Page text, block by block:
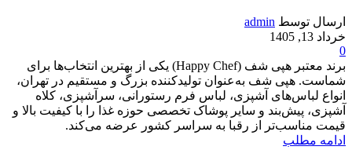
ارسال توسط admin
خرداد 13, 1405
0
برند معتبر هپی شف (Happy Chef) یکی از بهترین انتخاب‌ها برای
شماست. هپی شف به‌عنوان تولیدکننده بزرگ و مستقیم در تهران،
انواع لباس‌های آشپزی، لباس فرم رستورانی، سرآشپزی، کلاه
آشپزی، پیش‌بند و سایر پوشاک تخصصی حوزه غذا را با کیفیت بالا و
قیمت مناسب‌تر از رقبا به سراسر کشور عرضه می‌کند.
ادامه مطلب